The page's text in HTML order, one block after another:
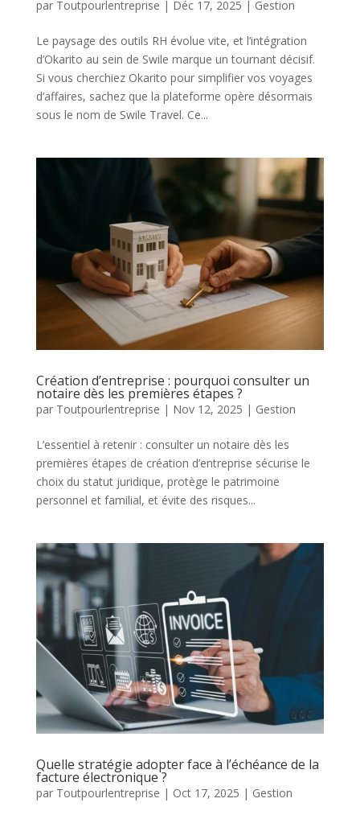
par Toutpourlentreprise | Déc 17, 2025 | Gestion
Le paysage des outils RH évolue vite, et l’intégration
d’Okarito au sein de Swile marque un tournant décisif.
Si vous cherchiez Okarito pour simplifier vos voyages
d’affaires, sachez que la plateforme opère désormais
sous le nom de Swile Travel. Ce...
Création d’entreprise : pourquoi consulter un
notaire dès les premières étapes ?
par Toutpourlentreprise | Nov 12, 2025 | Gestion
L’essentiel à retenir : consulter un notaire dès les
premières étapes de création d’entreprise sécurise le
choix du statut juridique, protège le patrimoine
personnel et familial, et évite des risques...
Quelle stratégie adopter face à l’échéance de la
facture électronique ?
par Toutpourlentreprise | Oct 17, 2025 | Gestion